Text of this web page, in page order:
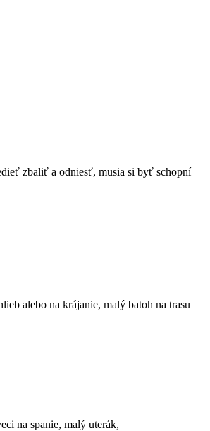
zbaliť a odniesť, musia si byť schopní
alebo na krájanie, malý batoh na trasu
na spanie, malý uterák,